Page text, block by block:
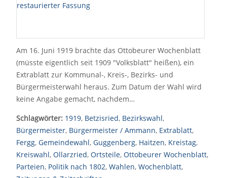
Am 16. Juni 1919 brachte das Ottobeurer Wochenblatt
(müsste eigentlich seit 1909 "Volksblatt" heißen), ein
Extrablatt zur Kommunal-, Kreis-, Bezirks- und
Bürgermeisterwahl heraus. Zum Datum der Wahl wird
keine Angabe gemacht, nachdem…
Schlagwörter: 1919, Betzisried, Bezirkswahl,
Bürgermeister, Bürgermeister / Ammann, Extrablatt,
Fergg, Gemeindewahl, Guggenberg, Haitzen, Kreistag,
Kreiswahl, Ollarzried, Ortsteile, Ottobeurer Wochenblatt,
Parteien, Politik nach 1802, Wahlen, Wochenblatt,